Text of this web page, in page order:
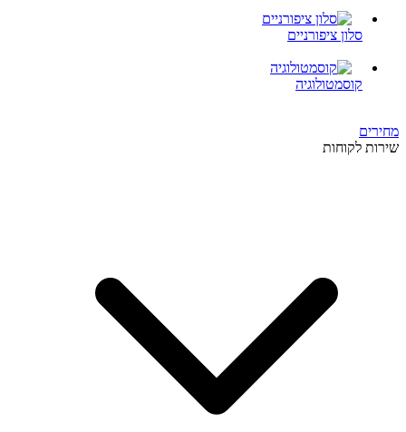
סלון ציפורניים
קוסמטולוגיה
מחירים
שירות לקוחות